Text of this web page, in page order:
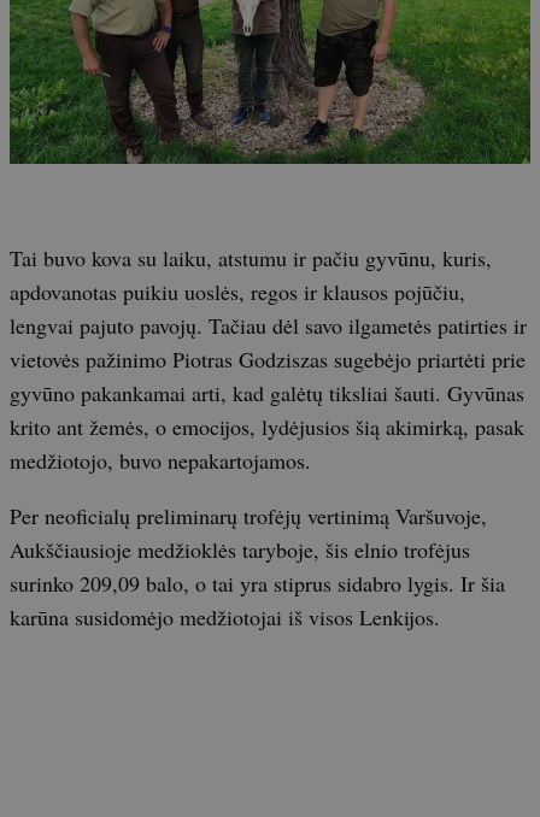
Tai buvo kova su laiku, atstumu ir pačiu gyvūnu, kuris,
apdovanotas puikiu uoslės, regos ir klausos pojūčiu,
lengvai pajuto pavojų. Tačiau dėl savo ilgametės patirties ir
vietovės pažinimo Piotras Godziszas sugebėjo priartėti prie
gyvūno pakankamai arti, kad galėtų tiksliai šauti. Gyvūnas
krito ant žemės, o emocijos, lydėjusios šią akimirką, pasak
medžiotojo, buvo nepakartojamos.
Per neoficialų preliminarų trofėjų vertinimą Varšuvoje,
Aukščiausioje medžioklės taryboje, šis elnio trofėjus
surinko 209,09 balo, o tai yra stiprus sidabro lygis. Ir šia
karūna susidomėjo medžiotojai iš visos Lenkijos.